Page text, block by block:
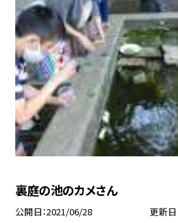
裏庭の池のカメさん
公開日 2021/06/28 更新日